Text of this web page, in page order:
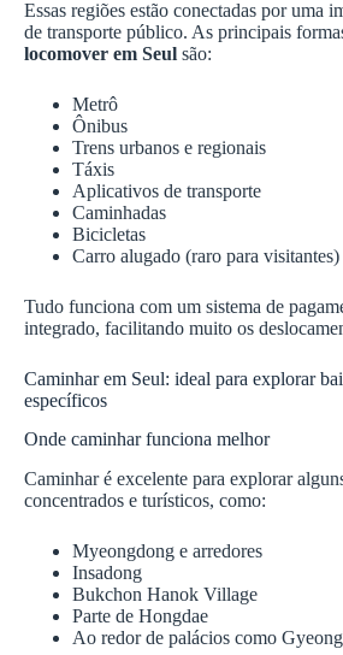
Essas regiões estão conectadas por uma
de transporte público. As principais
locomover em Seul são:
Metrô
Ônibus
Trens urbanos e regionais
Táxis
Aplicativos de transporte
Caminhadas
Bicicletas
Carro alugado (raro para visitantes)
Tudo funciona com um sistema de
integrado, facilitando muito os
Caminhar em Seul: ideal para explorar
específicos
Onde caminhar funciona melhor
Caminhar é excelente para explorar
concentrados e turísticos, como:
Myeongdong e arredores
Insadong
Bukchon Hanok Village
Parte de Hongdae
Ao redor de palácios como